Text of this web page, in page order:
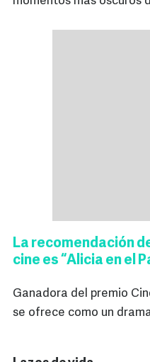
La recomendación
cine es “Alicia en el
Ganadora del premio
se ofrece como un